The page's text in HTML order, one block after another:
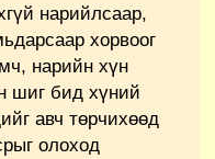
нарийлсаар,
хорвоог
нарийн хүн
шиг бид хүний
авч төрчихөөд
олоход